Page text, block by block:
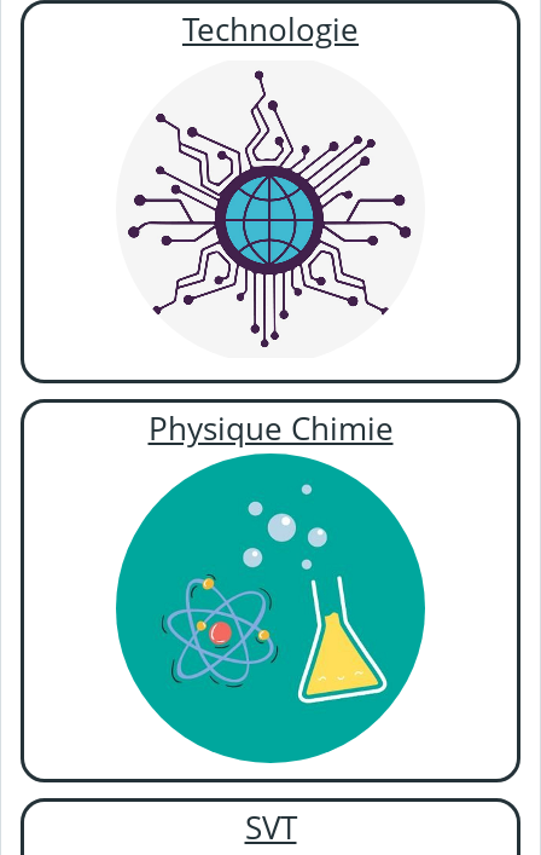
Technologie
Physique Chimie
SVT